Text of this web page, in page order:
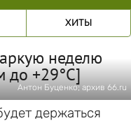
ХИТЫ
неделю
до +29°С]
Антон Буценко; архив 66.ru
держаться